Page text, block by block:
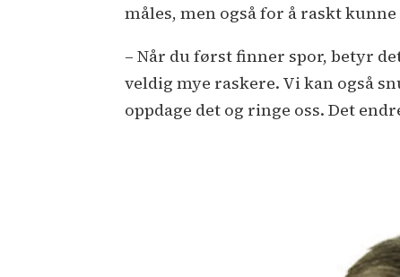
måles, men også for å raskt
– Når du først finner spor, betyr
veldig mye raskere. Vi kan også
oppdage det og ringe oss. Det